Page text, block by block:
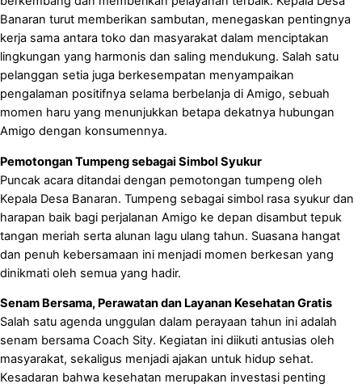
Banaran turut memberikan sambutan, menegaskan pentingnya
kerja sama antara toko dan masyarakat dalam menciptakan
lingkungan yang harmonis dan saling mendukung. Salah satu
pelanggan setia juga berkesempatan menyampaikan
pengalaman positifnya selama berbelanja di Amigo, sebuah
momen haru yang menunjukkan betapa dekatnya hubungan
Amigo dengan konsumennya.
Pemotongan Tumpeng sebagai Simbol Syukur
Puncak acara ditandai dengan pemotongan tumpeng oleh
Kepala Desa Banaran. Tumpeng sebagai simbol rasa syukur dan
harapan baik bagi perjalanan Amigo ke depan disambut tepuk
tangan meriah serta alunan lagu ulang tahun. Suasana hangat
dan penuh kebersamaan ini menjadi momen berkesan yang
dinikmati oleh semua yang hadir.
Senam Bersama, Perawatan dan Layanan Kesehatan Gratis
Salah satu agenda unggulan dalam perayaan tahun ini adalah
senam bersama Coach Sity. Kegiatan ini diikuti antusias oleh
masyarakat, sekaligus menjadi ajakan untuk hidup sehat.
Kesadaran bahwa kesehatan merupakan investasi penting